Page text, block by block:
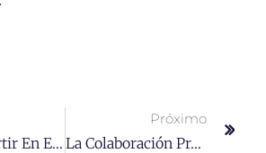
Cómo Invertir En EmprAgrícola?
Próximo
La Colaboración Profesional Es Vital En AMSP